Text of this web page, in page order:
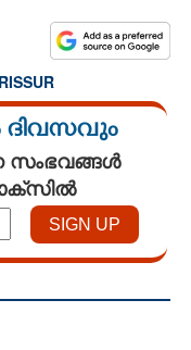
ദിവസവും
സംഭവങ്ങൾ